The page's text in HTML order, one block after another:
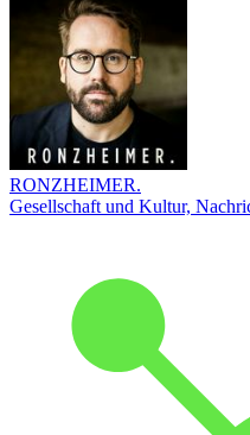
RONZHEIMER.
Gesellschaft und Kultur,